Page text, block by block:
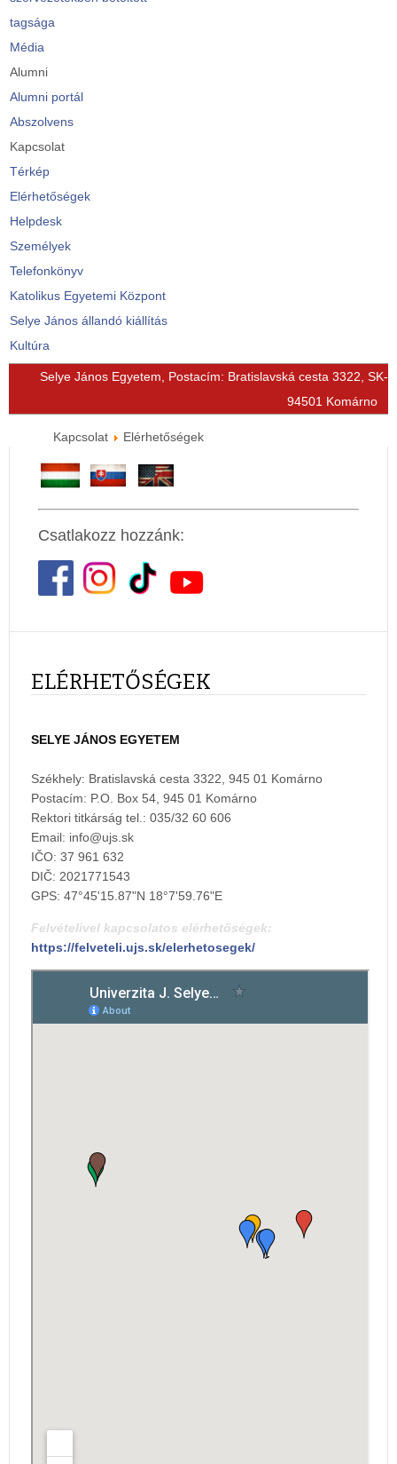
tagsága
Média
Alumni
Alumni portál
Abszolvens
Kapcsolat
Térkép
Elérhetőségek
Helpdesk
Személyek
Telefonkönyv
Katolikus Egyetemi Központ
Selye János állandó kiállítás
Kultúra
© FreeJoomla! 3 Modules - by VinaGecko.com
Selye János Egyetem, Postacím: Bratislavská cesta 3322, SK-
94501 Komárno
Kapcsolat Elérhetőségek
Csatlakozz hozzánk:
ELÉRHETŐSÉGEK
SELYE JÁNOS EGYETEM
Székhely: Bratislavská cesta 3322, 945 01 Komárno
Postacím: P.O. Box 54, 945 01 Komárno
Rektori titkárság tel.: 035/32 60 606
Email:
IČO: 37 961 632
DIČ: 2021771543
GPS: 47°45'15.87"N 18°7'59.76"E
Felvételivel kapcsolatos elérhetőségek:
https://felveteli.ujs.sk/elerhetosegek/